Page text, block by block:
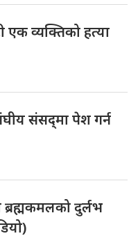
एक व्यक्तिको हत्या
संसद्‌मा पेश गर्न
ब्रह्मकमलको दुर्लभ